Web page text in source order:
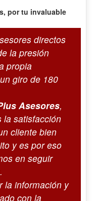
por tu invaluable
directos
la presión
propia
giro de 180
Asesores,
la satisfacción
cliente bien
y es por eso
en seguir
la información y
con la